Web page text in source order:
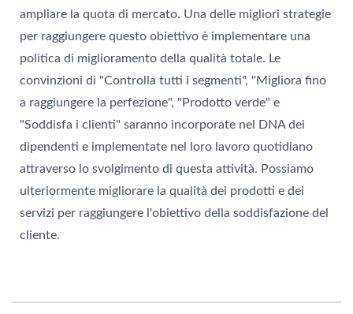
ampliare la quota di mercato. Una delle migliori strategie
per raggiungere questo obiettivo è implementare una
politica di miglioramento della qualità totale. Le
convinzioni di "Controlla tutti i segmenti", "Migliora fino
a raggiungere la perfezione", "Prodotto verde" e
"Soddisfa i clienti" saranno incorporate nel DNA dei
dipendenti e implementate nel loro lavoro quotidiano
attraverso lo svolgimento di questa attività. Possiamo
ulteriormente migliorare la qualità dei prodotti e dei
servizi per raggiungere l'obiettivo della soddisfazione del
cliente.